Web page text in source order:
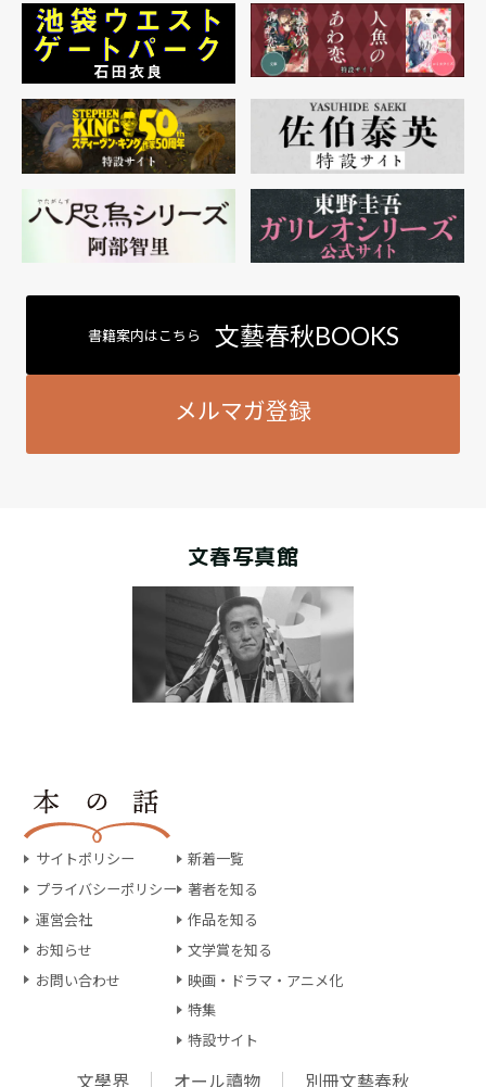
書籍案内はこちら 文藝春秋BOOKS
メルマガ登録
文春写真館
サイトポリシー
プライバシーポリシー
運営会社
お知らせ
お問い合わせ
新着一覧
著者を知る
作品を知る
文学賞を知る
映画・ドラマ・アニメ化
特集
特設サイト
文學界 オール讀物 別冊文藝春秋